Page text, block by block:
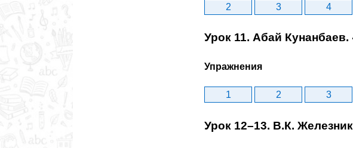
2 3 4
Урок 11. Абай
Упражнения
1 2 3
Урок 12–13. В.К.